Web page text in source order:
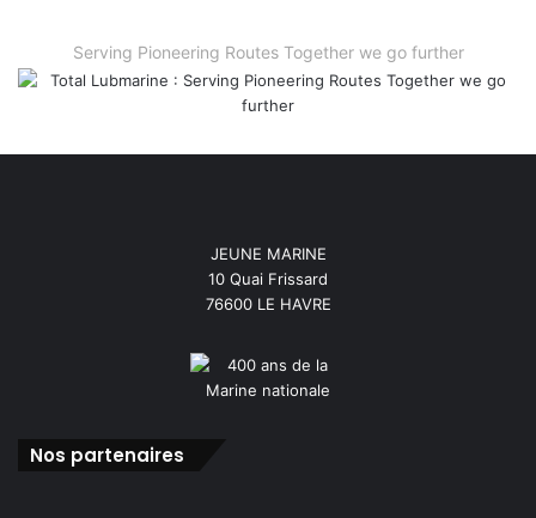
Serving Pioneering Routes Together we go further
JEUNE MARINE
10 Quai Frissard
76600 LE HAVRE
Nos partenaires